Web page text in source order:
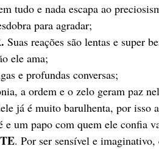
tudo e nada escapa ao
para agradar;
Suas reações são lentas e super
ele ama;
e profundas conversas;
a ordem e o zelo geram paz
já é muito barulhenta, por isso
e um papo com quem ele confia
. Por ser sensível e